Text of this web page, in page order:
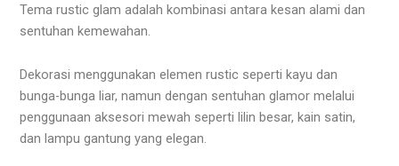
Tema rustic glam adalah kombinasi antara kesan alami dan
sentuhan kemewahan.
Dekorasi menggunakan elemen rustic seperti kayu dan
bunga-bunga liar, namun dengan sentuhan glamor melalui
penggunaan aksesori mewah seperti lilin besar, kain satin,
dan lampu gantung yang elegan.